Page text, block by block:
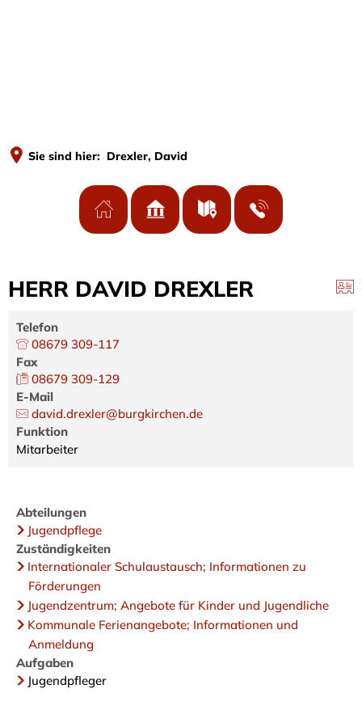
Sie sind hier: Drexler, David
HERR DAVID DREXLER
Telefon
08679 309-117
Fax
08679 309-129
E-Mail
david.drexler@burgkirchen.de
Funktion
Mitarbeiter
Abteilungen
Jugendpflege
Zuständigkeiten
Internationaler Schulaustausch; Informationen zu
Förderungen
Jugendzentrum; Angebote für Kinder und Jugendliche
Kommunale Ferienangebote; Informationen und
Anmeldung
Aufgaben
Jugendpfleger